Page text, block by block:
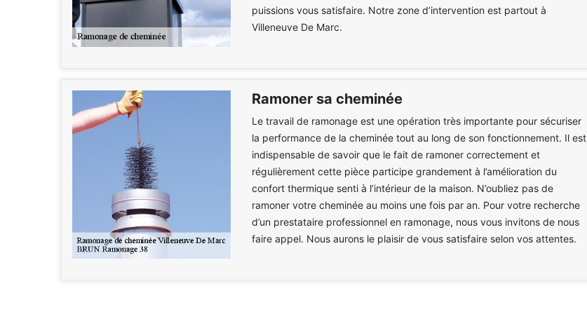
puissions vous satisfaire. Notre zone d’intervention est partout à
Villeneuve De Marc.
Ramoner sa cheminée
Le travail de ramonage est une opération très importante pour sécuriser
la performance de la cheminée tout au long de son fonctionnement. Il est
indispensable de savoir que le fait de ramoner correctement et
régulièrement cette pièce participe grandement à l’amélioration du
confort thermique senti à l’intérieur de la maison. N’oubliez pas de
ramoner votre cheminée au moins une fois par an. Pour votre recherche
d’un prestataire professionnel en ramonage, nous vous invitons de nous
faire appel. Nous aurons le plaisir de vous satisfaire selon vos attentes.